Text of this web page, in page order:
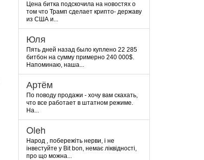
Цена битка подскочила на новостях о
том что Трамп сделает крипто- державу
из США и...
Юля
Пять дней назад было куплено 22 285
битбон на сумму примерно 240 000$.
Напоминаю, наша...
Артём
По поводу продажи - хочу вам скахать,
что все работает в штатном режиме.
На...
Oleh
Народ , побережіть нерви, і не
інвестуйте у Bit bon, немає ліквідності,
про що можна...